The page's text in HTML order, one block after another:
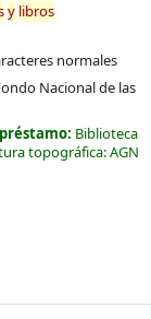
y libros
normales
Nacional de las
Biblioteca
topográfica:AGN